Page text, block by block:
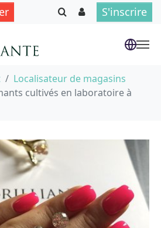
S'inscrire
Localisateur de magasins
cultivés en laboratoire à